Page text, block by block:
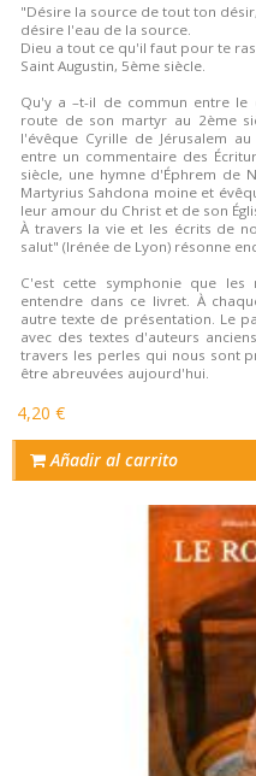
"Désire la source de tout ton désir,
désire l'eau de la source.
Dieu a tout ce qu'il faut pour te
Saint Augustin, 5ème siècle.
Qu'y a –t-il de commun entre le
route de son martyr au 2ème
l'évêque Cyrille de Jérusalem
entre un commentaire des
siècle, une hymne d'Éphrem de
Martyrius Sahdona moine et
leur amour du Christ et de son
À travers la vie et les écrits de
salut" (Irénée de Lyon) résonne
C'est cette symphonie que les
entendre dans ce livret. À
autre texte de présentation. Le
avec des textes d'auteurs
travers les perles qui nous sont
être abreuvées aujourd'hui.
4,20 €
Añadir al carrito